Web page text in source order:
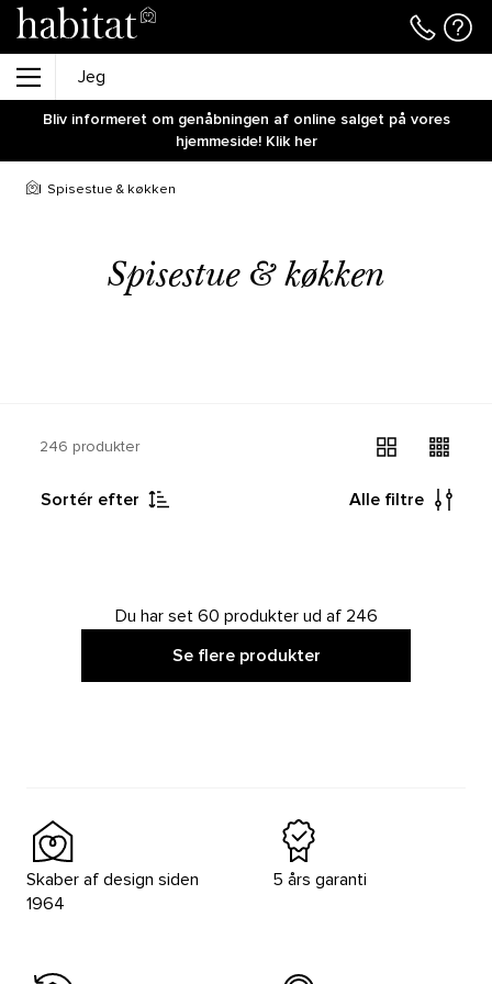
Bliv informeret om genåbningen af online salget på vores
hjemmeside! Klik her
Spisestue & køkken
Spisestue & køkken
246 produkter
Sortér efter Alle filtre
Du har set 60 produkter ud af 246
Se flere produkter
Skaber af design siden
1964
5 års garanti